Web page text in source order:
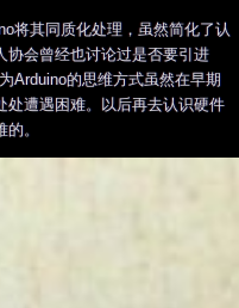
将其同质化处理，虽然简化了认
协会曾经也讨论过是否要引进
Arduino的思维方式虽然在早期
处遭遇困难。以后再去认识硬件
。